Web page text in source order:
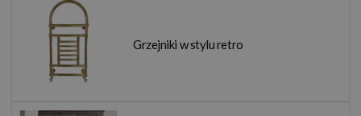
Grzejniki w stylu retro